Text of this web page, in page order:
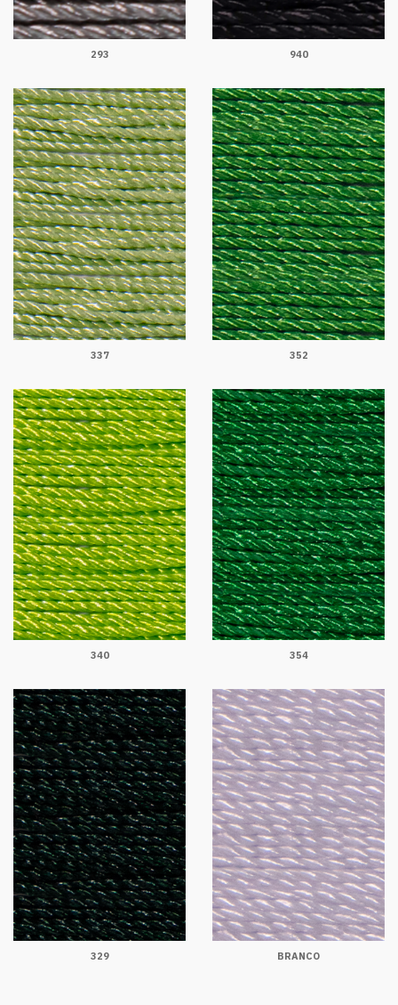
293 940
337 352
340 354
329 BRANCO